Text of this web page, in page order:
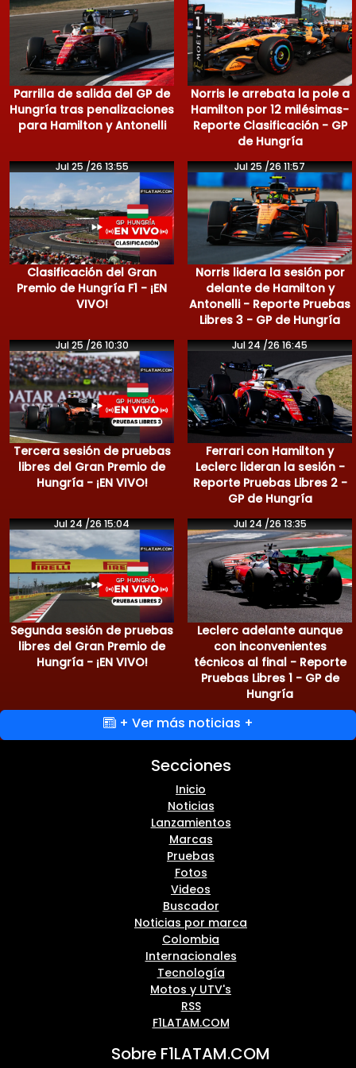
Parrilla de salida del GP de
Hungría tras penalizaciones
para Hamilton y Antonelli
Norris le arrebata la pole a
Hamilton por 12 milésimas-
Reporte Clasificación - GP
de Hungría
Jul 25 /26 13:55
Clasificación del Gran
Premio de Hungría F1 - ¡EN
VIVO!
Jul 25 /26 11:57
Norris lidera la sesión por
delante de Hamilton y
Antonelli - Reporte Pruebas
Libres 3 - GP de Hungría
Jul 25 /26 10:30
Tercera sesión de pruebas
libres del Gran Premio de
Hungría - ¡EN VIVO!
Jul 24 /26 16:45
Ferrari con Hamilton y
Leclerc lideran la sesión -
Reporte Pruebas Libres 2 -
GP de Hungría
Jul 24 /26 15:04
Segunda sesión de pruebas
libres del Gran Premio de
Hungría - ¡EN VIVO!
Jul 24 /26 13:35
Leclerc adelante aunque
con inconvenientes
técnicos al final - Reporte
Pruebas Libres 1 - GP de
Hungría
+ Ver más noticias +
Secciones
Inicio
Noticias
Lanzamientos
Marcas
Pruebas
Fotos
Videos
Buscador
Noticias por marca
Colombia
Internacionales
Tecnología
Motos y UTV's
RSS
F1LATAM.COM
Sobre F1LATAM.COM